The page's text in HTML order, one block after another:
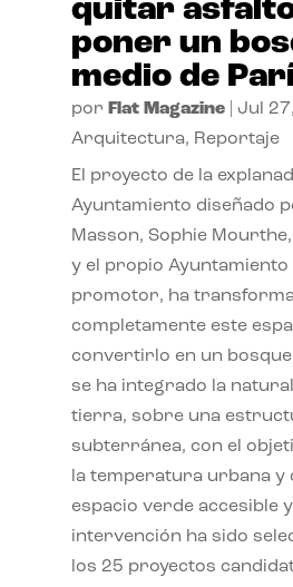
quitar
poner un
medio de
por Flat Magazine| Jul
Arquitectura, Reportaje
El proyecto de la
Ayuntamiento diseñado
Masson, Sophie
y el propio Ayuntamiento
promotor, ha
completamente este
convertirlo en un
se ha integrado la
tierra, sobre una
subterránea, con el
la temperatura urbana y
espacio verde accesible
intervención ha sido
los 25 proyectos